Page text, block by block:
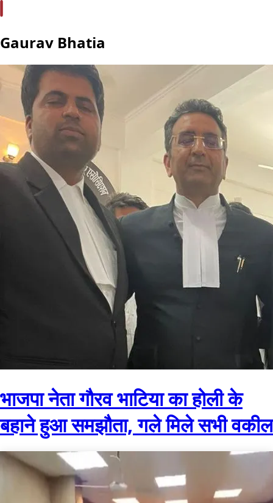
Gaurav Bhatia
भाजपा नेता गौरव भाटिया का होली के
बहाने हुआ समझौता, गले मिले सभी वकील